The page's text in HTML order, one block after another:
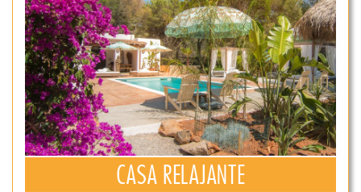
CASA RELAJANTE